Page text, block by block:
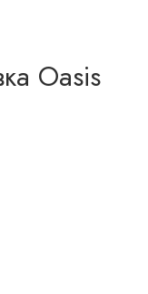
Oasis